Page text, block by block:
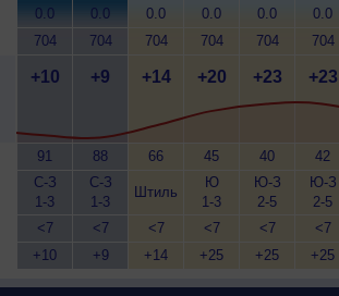
0.0
704
+10
91
С-З
1-3
<7
+10
0.0
704
+9
88
С-З
1-3
<7
+9
0.0
704
+14
66
Штиль
<7
+14
0.0
704
+20
45
Ю
1-3
<7
+25
0.0
704
+23
40
Ю-З
2-5
<7
+25
0.0
704
+23
42
Ю-З
2-5
<7
+25